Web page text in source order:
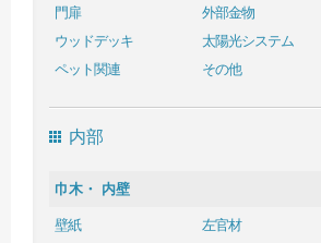
門扉
外部金物
ウッドデッキ
太陽光システム
ペット関連
その他
内部
巾木・ 内壁
壁紙
左官材